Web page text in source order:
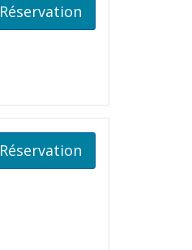
Réservation
Réservation